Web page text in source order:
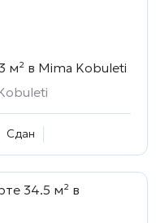
м² в Mima Kobuleti
Сдан